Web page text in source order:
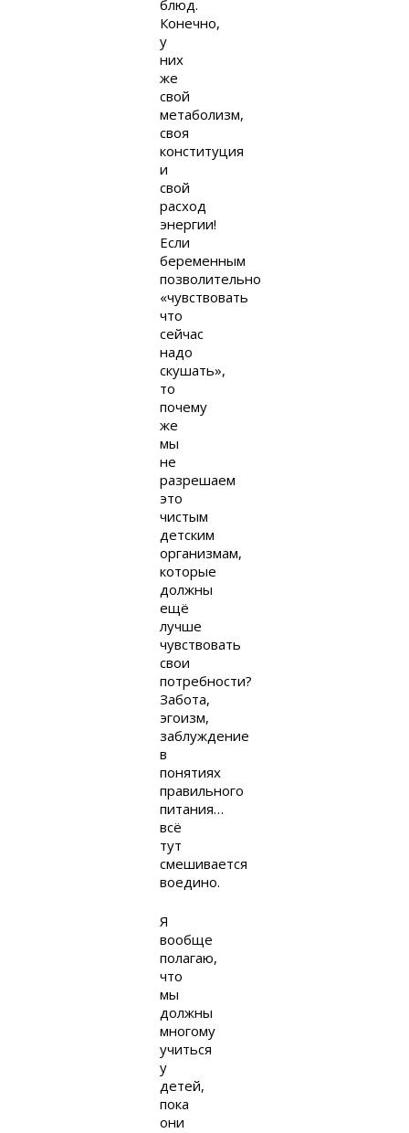
блюд.
Конечно,
у
них
же
свой
метаболизм,
своя
конституция
и
свой
расход
энергии!
Если
беременным
позволительно
«чувствовать
что
сейчас
надо
скушать»,
то
почему
же
мы
не
разрешаем
это
чистым
детским
организмам,
которые
должны
ещё
лучше
чувствовать
свои
потребности?
Забота,
эгоизм,
заблуждение
в
понятиях
правильного
питания…
всё
тут
смешивается
воедино.
Я
вообще
полагаю,
что
мы
должны
многому
учиться
у
детей,
пока
они